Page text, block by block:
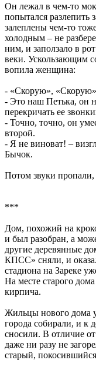
Он лежал в чем-то
попытался разлепить
залеплены чем-то
холодным – не
ним, и заползало в
веки. Ускользающим
вопила женщина:
- «Скорую»,
- Это наш Петька, он
перекричать ее
- Точно, точно, он
второй.
- Я не виноват! –
Бычок.
Потом звуки пропали,
***
Дом, похожий на
и был разобран, а
другие деревянные
КПСС» сняли, и
стадиона на Зареке
На месте старого
кирпича.
Жильцы нового дома
города собирали, и к
сносили. В отличие
даже ни разу не
старый,